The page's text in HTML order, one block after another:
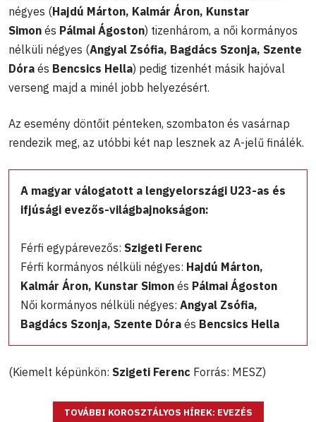
négyes (Hajdú Márton, Kalmár Áron, Kunstar
Simon és Pálmai Ágoston) tizenhárom, a női kormányos
nélküli négyes (Angyal Zsófia, Bagdács Szonja, Szente
Dóra és Bencsics Hella​​​​​​) pedig tizenhét másik hajóval
verseng majd a minél jobb helyezésért.
Az esemény döntőit pénteken, szombaton és vasárnap
rendezik meg, az utóbbi két nap lesznek az A-jelű finálék.
A magyar válogatott a lengyelországi U23-as és
ifjúsági evezős-világbajnokságon:
Férfi egypárevezős: Szigeti Ferenc
Férfi kormányos nélküli négyes: Hajdú Márton,
Kalmár Áron, Kunstar Simon és Pálmai Ágoston
Női kormányos nélküli négyes: Angyal Zsófia,
Bagdács Szonja, Szente Dóra és Bencsics Hella
(Kiemelt képünkön: Szigeti Ferenc Forrás: MESZ)
TOVÁBBI KOROSZTÁLYOS HÍREK: EVEZÉS